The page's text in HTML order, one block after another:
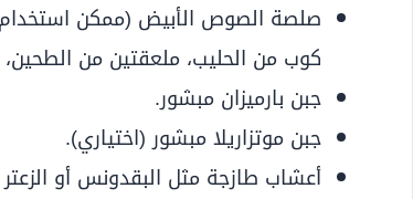
كوب من الحليب، ملعقتين من
جبن بارميزان مبشور.
جبن موتزاريلا مبشور (اختياري).
أعشاب طازجة مثل البقدونس أو الزعتر